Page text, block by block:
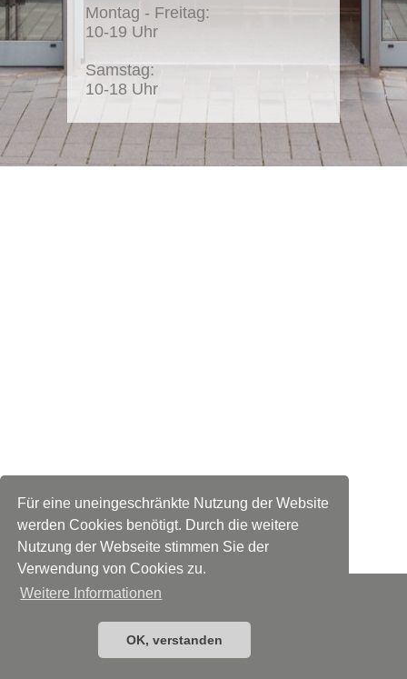
Für eine uneingeschränkte Nutzung der Website
werden Cookies benötigt. Durch die weitere
Nutzung der Webseite stimmen Sie der
Verwendung von Cookies zu.
Weitere Informationen
OK, verstanden
Montag - Freitag:
10-19 Uhr
Samstag:
10-18 Uhr
webdesign by mediakammer